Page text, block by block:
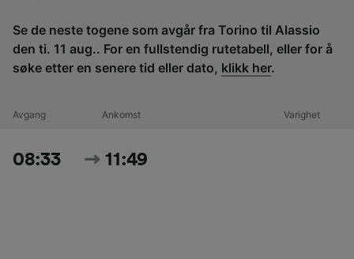
Se de neste togene som avgår fra Torino til Alassio
den ti. 11 aug.. For en fullstendig rutetabell, eller for å
søke etter en senere tid eller dato, klikk her.
Avgang Ankomst Varighet
08:33 11:49